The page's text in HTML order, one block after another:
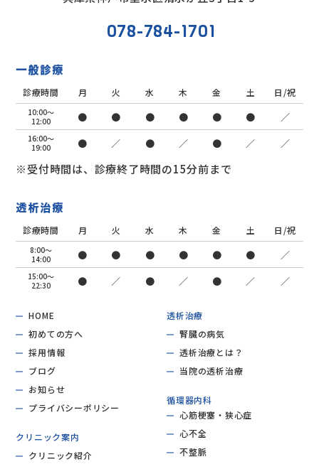
078-784-1701
一般診療
診療時間 月 火 水 木 金 土 日/祝
10:00～
12:00
● ● ● ● ● ● ／
16:00～
19:00
● ／ ● ／ ● ／ ／
※受付時間は、診療終了時間の15分前まで
透析治療
診療時間 月 火 水 木 金 土 日/祝
8:00～
14:00
● ● ● ● ● ● ／
15:00～
22:30
● ／ ● ／ ● ／ ／
HOME
初めての方へ
採用情報
ブログ
お知らせ
プライバシーポリシー
クリニック案内
クリニック紹介
透析治療
腎臓の病気
透析治療とは？
当院の透析治療
循環器内科
心筋梗塞・狭心症
心不全
不整脈